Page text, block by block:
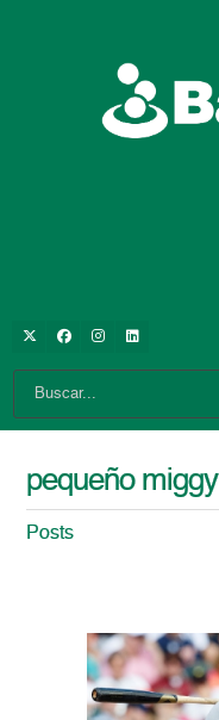
pequeño miggy
Posts